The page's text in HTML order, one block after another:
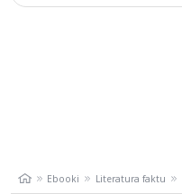
Ebooki Literatura faktu